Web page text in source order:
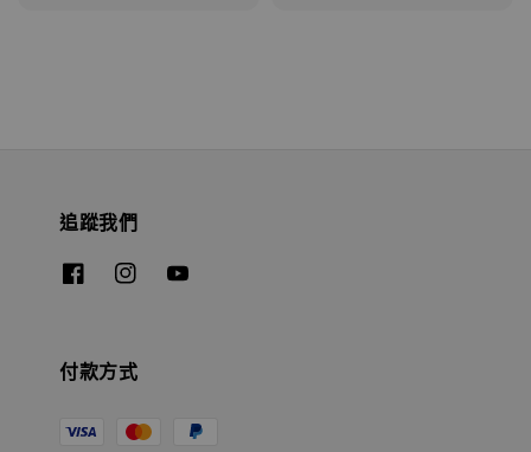
追蹤我們
付款方式